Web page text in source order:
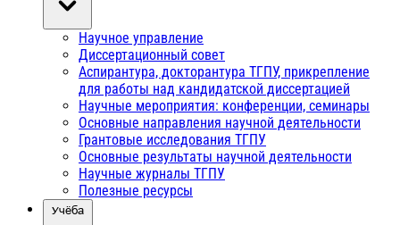
Научное управление
Диссертационный совет
Аспирантура, докторантура ТГПУ, прикрепление
для работы над кандидатской диссертацией
Научные мероприятия: конференции, семинары
Основные направления научной деятельности
Грантовые исследования ТГПУ
Основные результаты научной деятельности
Научные журналы ТГПУ
Полезные ресурсы
Учёба